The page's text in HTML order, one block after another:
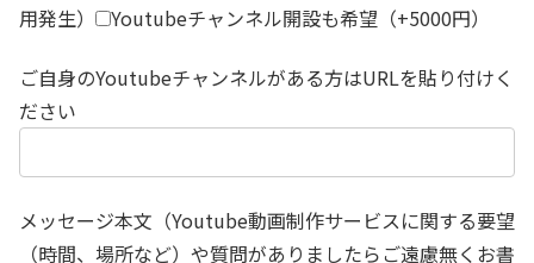
用発生）
Youtubeチャンネル開設も希望（+5000円）
ご自身のYoutubeチャンネルがある方はURLを貼り付けく
ださい
メッセージ本文（Youtube動画制作サービスに関する要望
（時間、場所など）や質問がありましたらご遠慮無くお書